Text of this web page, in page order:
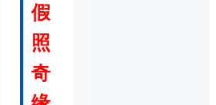
假
照
奇